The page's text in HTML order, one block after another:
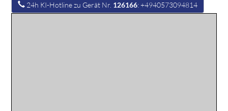
24h KI-Hotline zu Gerät Nr. 126166: +4940573094814